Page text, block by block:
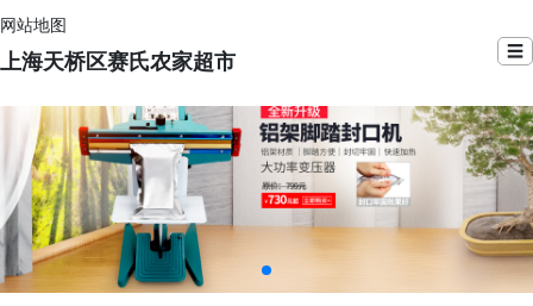
网站地图
上海天桥区赛氏农家超市 ☰